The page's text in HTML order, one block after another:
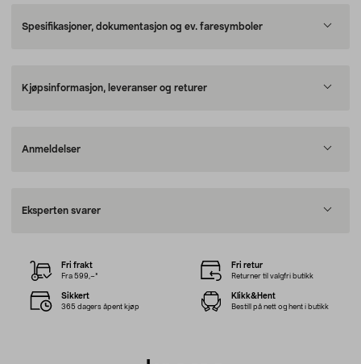
Spesifikasjoner, dokumentasjon og ev. faresymboler
Kjøpsinformasjon, leveranser og returer
Anmeldelser
Eksperten svarer
Fri frakt
Fra 599,–*
Fri retur
Returner til valgfri butikk
Sikkert
365 dagers åpent kjøp
Klikk&Hent
Bestill på nett og hent i butikk